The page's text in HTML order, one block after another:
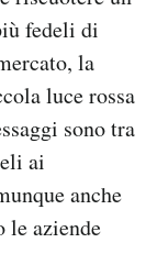
fedeli di
la
luce rossa
sono tra
ai
anche
le aziende